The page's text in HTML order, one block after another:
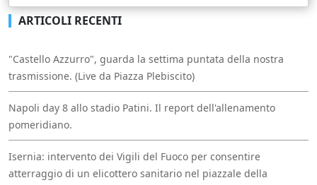
ARTICOLI RECENTI
"Castello Azzurro", guarda la settima puntata della nostra
trasmissione. (Live da Piazza Plebiscito)
Napoli day 8 allo stadio Patini. Il report dell'allenamento
pomeridiano.
Isernia: intervento dei Vigili del Fuoco per consentire
atterraggio di un elicottero sanitario nel piazzale della